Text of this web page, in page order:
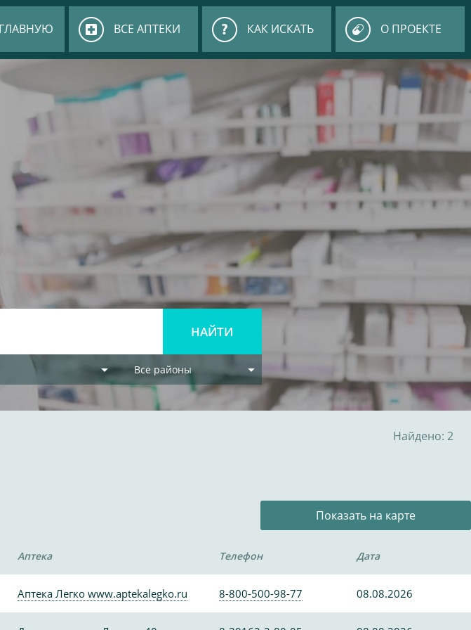
ВСЕ АПТЕКИ КАК ИСКАТЬ О ПРОЕКТЕ
Все районы
Найдено: 2
Показать на карте
Аптека Телефон Дата
Аптека Легко www.aptekalegko.ru 8-800-500-98-77 08.08.2026